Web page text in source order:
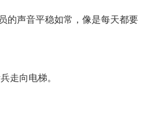
的声音平稳如常，像是每天都要
走向电梯。